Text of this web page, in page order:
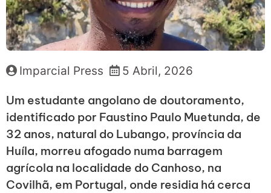
Imparcial Press 5 Abril, 2026
Um estudante angolano de doutoramento,
identificado por Faustino Paulo Muetunda, de
32 anos, natural do Lubango, província da
Huíla, morreu afogado numa barragem
agrícola na localidade do Canhoso, na
Covilhã, em Portugal, onde residia há cerca